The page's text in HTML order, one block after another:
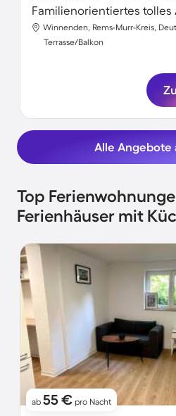
Winnenden, Rems-Murr-Kreis,
Terrasse/Balkon
Alle Angebote
Top
Ferienhäuser mit
ab 55 € pro Nacht